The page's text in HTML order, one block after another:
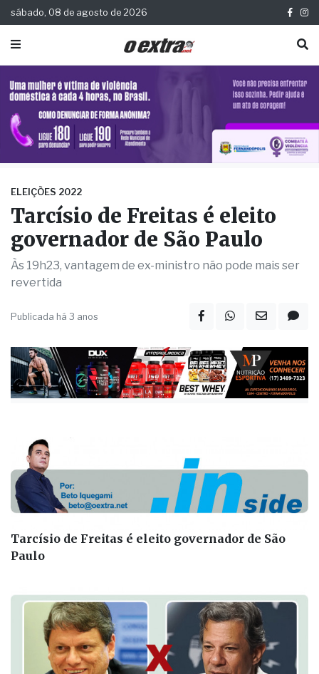
sábado, 08 de agosto de 2026
ELEIÇÕES 2022
Tarcísio de Freitas é eleito
governador de São Paulo
Às 19h23, vantagem de ex-ministro não pode mais ser
revertida
Publicada há 3 anos
Tarcísio de Freitas é eleito governador de São
Paulo